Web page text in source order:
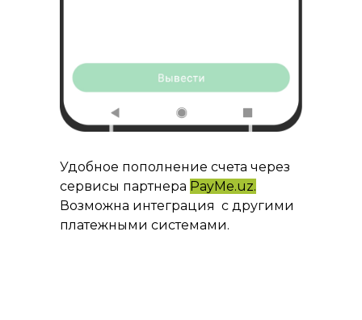
Удобное пополнение счета через
сервисы партнера PayMe.uz.
Возможна интеграция с другими
платежными системами.